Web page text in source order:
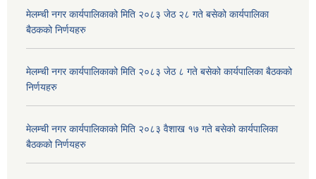
मेलम्ची नगर कार्यपालिकाको मिति २०८३ जेठ २८ गते बसेको कार्यपालिका
बैठकको निर्णयहरु
मेलम्ची नगर कार्यपालिकाको मिति २०८३ जेठ ८ गते बसेको कार्यपालिका बैठकको
निर्णयहरु
मेलम्ची नगर कार्यपालिकाको मिति २०८३ वैशाख १७ गते बसेको कार्यपालिका
बैठकको निर्णयहरु